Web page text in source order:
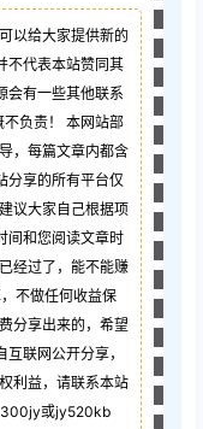
以给大家提供新的
不代表本站赞同其
会有一些其他联系
负责！ 本网站部
，每篇文章内都含
分享的所有平台仅
议大家自己根据项
间和您阅读文章时
经过了，能不能赚
不做任何收益保
分享出来的，希望
联网公开分享，
利益，请联系本站
或jy520kb